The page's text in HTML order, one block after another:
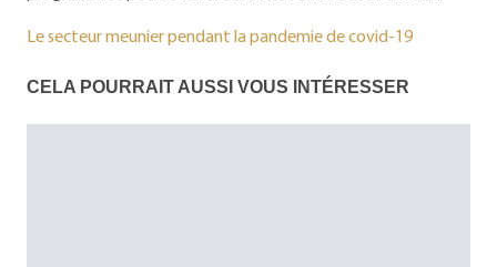
Le secteur meunier pendant la pandemie de covid-19
CELA POURRAIT AUSSI VOUS INTÉRESSER